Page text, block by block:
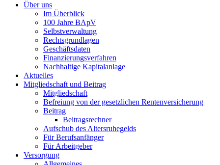
Über uns
Im Überblick
100 Jahre BApV
Selbstverwaltung
Rechtsgrundlagen
Geschäftsdaten
Finanzierungsverfahren
Nachhaltige Kapitalanlage
Aktuelles
Mitgliedschaft und Beitrag
Mitgliedschaft
Befreiung von der gesetzlichen Rentenversicherung
Beitrag
Beitragsrechner
Aufschub des Altersruhegelds
Für Berufsanfänger
Für Arbeitgeber
Versorgung